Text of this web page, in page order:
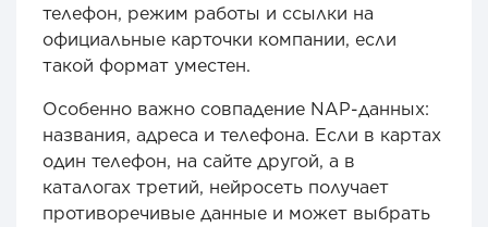
телефон, режим работы и ссылки на
официальные карточки компании, если
такой формат уместен.
Особенно важно совпадение NAP-данных:
названия, адреса и телефона. Если в картах
один телефон, на сайте другой, а в
каталогах третий, нейросеть получает
противоречивые данные и может выбрать